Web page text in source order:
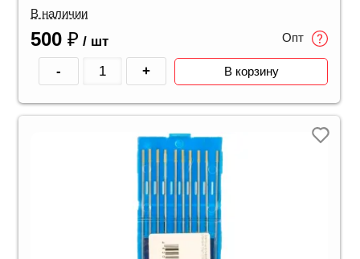
В наличии
500 ₽ / шт Опт
- + В корзину